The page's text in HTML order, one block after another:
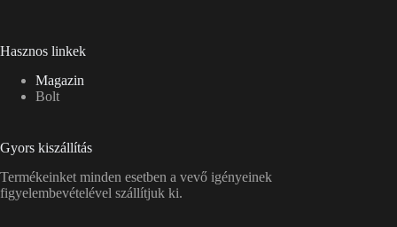
Hasznos linkek
Magazin
Bolt
Gyors kiszállítás
Termékeinket minden esetben a vevő igényeinek
figyelembevételével szállítjuk ki.